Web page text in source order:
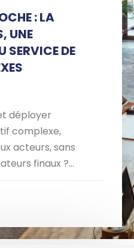
: LA
UNE
SERVICE DE
déployer
complexe,
acteurs, sans
finaux ?...